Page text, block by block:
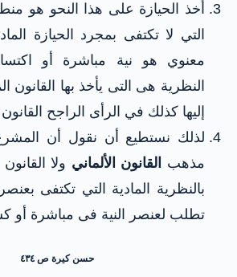
أخذ الحيازة على هذا النحو هو
التي لا تكتفى بمجرد الحيازة
معنوي هو نية مباشرة أو
النظرية هى التى يأخذ بها القانون
إليها كذلك في الرأى الراجح
لذلك نستطيع أن نقول أن
مذهب
القانون الألماني ولا
بالنظرية المادية التي تكتفى
تطلب لعنصر النية فى مباشرة أو
حسن كيرة ص ٤٣٤